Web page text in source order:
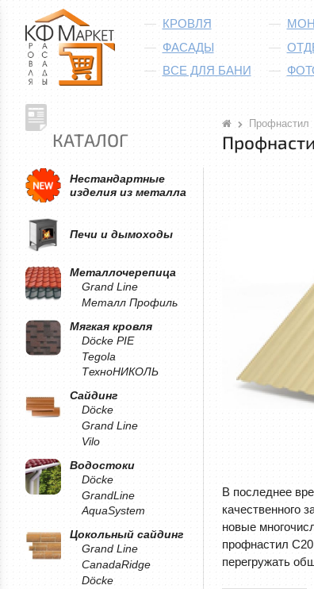
КРОВЛЯ
ФАСАДЫ
ВСЕ ДЛЯ БАНИ
КАТАЛОГ
Нестандартные
изделия из металла
Печи и дымоходы
Металлочерепица
Grand Line
Металл Профиль
Мягкая кровля
Döcke PIE
Tegola
ТехноНИКОЛЬ
Сайдинг
Döcke
Grand Line
Vilo
Водостоки
Döcke
GrandLine
AquaSystem
Цокольный сайдинг
Grand Line
CanadaRidge
Döcke
Профнастил
В последнее
качественного
новые
профнастил
перегружать